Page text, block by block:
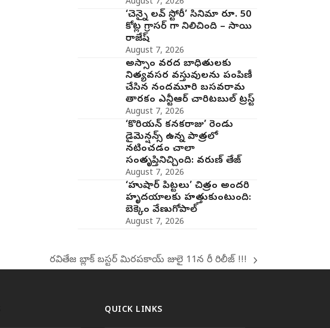
‘చెన్నై లవ్ స్టోరీ’ సినిమా రూ. 50
కోట్ల గ్రాసర్ గా నిలిచింది – సాయి
రాజేష్
August 7, 2026
అస్సాం వరద బాధితులకు
నిత్యవసర వస్తువులను పంపిణీ
చేసిన నందమూరి బసవరామ
తారకం ఎన్టీఆర్ చారిటబుల్ ట్రస్ట్
August 7, 2026
‘కొరియన్ కనకరాజు’ రెండు
డైమెన్షన్స్ ఉన్న పాత్రలో
నటించడం చాలా
సంతృప్తినిచ్చింది: వరుణ్ తేజ్
August 7, 2026
‘హుషార్‌ పిట్టలు’ చిత్రం అందరి
హృదయాలకు హత్తుకుంటుంది:
బెక్కెం వేణుగోపాల్‌
August 7, 2026
next
రవితేజ బ్లాక్ బస్టర్ మిరపకాయ్ జులై 11న రీ రిలీజ్ !!!
QUICK LINKS